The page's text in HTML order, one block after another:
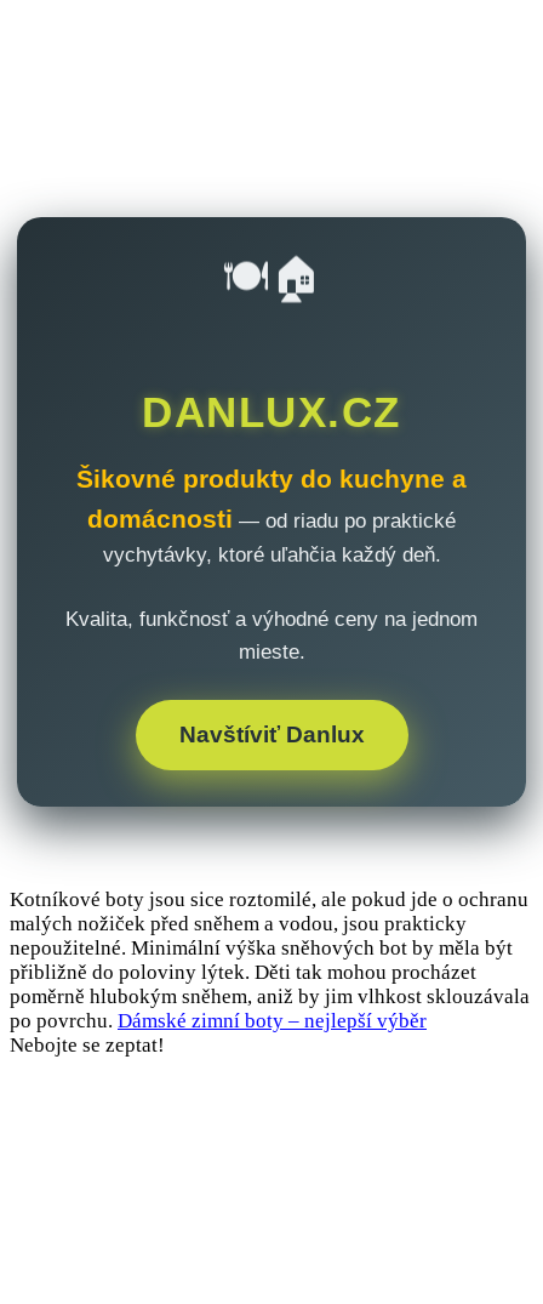
🍽️🏠
DANLUX.CZ
Šikovné produkty do kuchyne a
domácnosti — od riadu po praktické
vychytávky, ktoré uľahčia každý deň.
Kvalita, funkčnosť a výhodné ceny na jednom
mieste.
Navštíviť Danlux
Kotníkové boty jsou sice roztomilé, ale pokud jde o ochranu
malých nožiček před sněhem a vodou, jsou prakticky
nepoužitelné. Minimální výška sněhových bot by měla být
přibližně do poloviny lýtek. Děti tak mohou procházet
poměrně hlubokým sněhem, aniž by jim vlhkost sklouzávala
po povrchu. Dámské zimní boty – nejlepší výběr
Nebojte se zeptat!